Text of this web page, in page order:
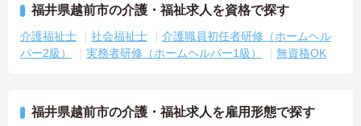
福井県越前市の介護・福祉求人を資格で探す
介護福祉士 社会福祉士
介護職員初任者研修（ホームヘル
パー2級）
実務者研修（ホームヘルパー1級） 無資格OK
福井県越前市の介護・福祉求人を雇用形態で探す